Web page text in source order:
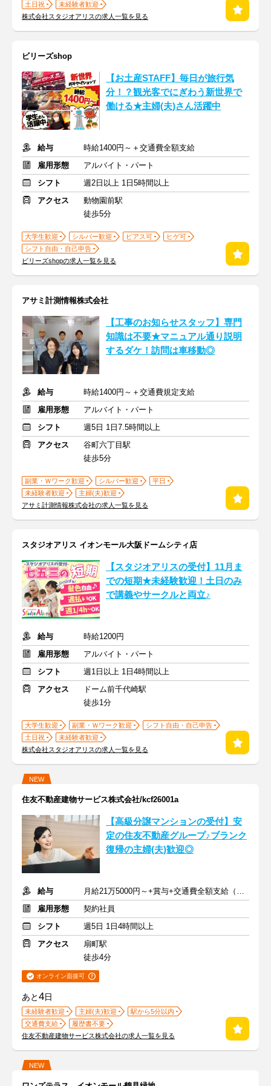
土日祝
未経験者歓迎
株式会社スタジオアリスの求人一覧を見る
ビリーズshop
【お土産STAFF】毎日が旅行気
分！？観光客でにぎわう新世界で
働ける★主婦(夫)さん活躍中
給与
時給1400円～＋交通費全額支給
雇用形態
アルバイト・パート
シフト
週2日以上 1日5時間以上
アクセス
動物園前駅
徒歩5分
大学生歓迎 シルバー歓迎 ピアス可
ヒゲ可
シフト自由・自己申告
ビリーズshopの求人一覧を見る
アサミ計測情報株式会社
【工事のお知らせスタッフ】専門
知識は不要★マニュアル通り説明
するダケ！訪問は車移動◎
給与
時給1400円～＋交通費規定支給
雇用形態
アルバイト・パート
シフト
週5日 1日7.5時間以上
アクセス
谷町六丁目駅
徒歩5分
副業・Ｗワーク歓迎 シルバー歓迎
平日
未経験者歓迎
主婦(夫)歓迎
アサミ計測情報株式会社の求人一覧を見る
スタジオアリス イオンモール大阪ドームシティ店
【スタジオアリスの受付】11月ま
での短期★未経験歓迎！土日のみ
で講義やサークルと両立♪
給与
時給1200円
雇用形態
アルバイト・パート
シフト
週1日以上 1日4時間以上
アクセス
ドーム前千代崎駅
徒歩1分
大学生歓迎 副業・Ｗワーク歓迎
シフト自由・自己申告
土日祝
未経験者歓迎
株式会社スタジオアリスの求人一覧を見る
NEW
住友不動産建物サービス株式会社/kcf26001a
【高級分譲マンションの受付】安
定の住友不動産グループ♪ブランク
復帰の主婦(夫)歓迎◎
給与
月給21万5000円～+賞与+交通費全額支給（公共交通機関のみ）
雇用形態
契約社員
シフト
週5日 1日4時間以上
アクセス
扇町駅
徒歩4分
オンライン面接可
あと4日
未経験者歓迎 主婦(夫)歓迎
駅から5分以内
交通費支給
履歴書不要
住友不動産建物サービス株式会社の求人一覧を見る
NEW